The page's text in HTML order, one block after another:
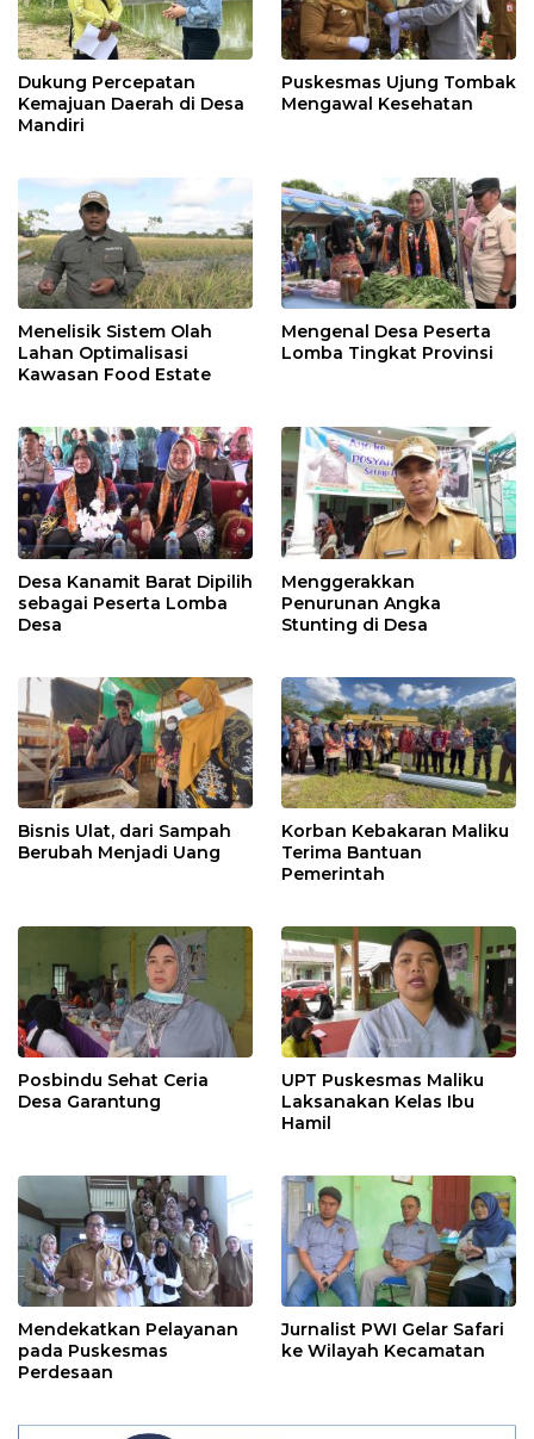
Dukung Percepatan
Kemajuan Daerah di Desa
Mandiri
Puskesmas Ujung Tombak
Mengawal Kesehatan
Menelisik Sistem Olah
Lahan Optimalisasi
Kawasan Food Estate
Mengenal Desa Peserta
Lomba Tingkat Provinsi
Desa Kanamit Barat Dipilih
sebagai Peserta Lomba
Desa
Menggerakkan
Penurunan Angka
Stunting di Desa
Bisnis Ulat, dari Sampah
Berubah Menjadi Uang
Korban Kebakaran Maliku
Terima Bantuan
Pemerintah
Posbindu Sehat Ceria
Desa Garantung
UPT Puskesmas Maliku
Laksanakan Kelas Ibu
Hamil
Mendekatkan Pelayanan
pada Puskesmas
Perdesaan
Jurnalist PWI Gelar Safari
ke Wilayah Kecamatan